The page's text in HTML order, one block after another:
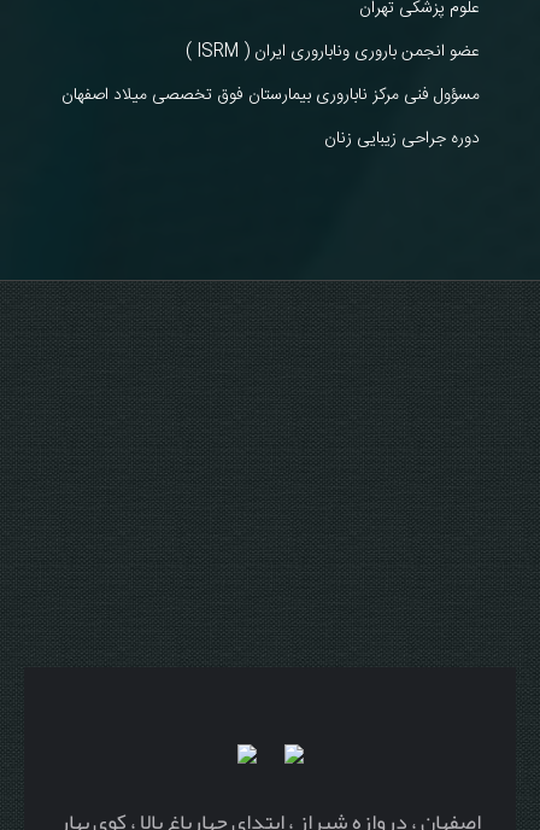
علوم پزشکی تهران
عضو انجمن باروری وناباروری ایران ( ISRM )
مسؤول فنی مرکز ناباروری بیمارستان فوق تخصصی میلاد اصفهان
دوره جراحی زیبایی زنان